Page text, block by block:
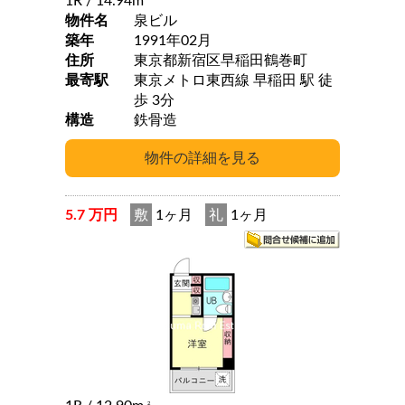
物件名
泉ビル
築年
1991年02月
住所
東京都新宿区早稲田鶴巻町
最寄駅
東京メトロ東西線 早稲田 駅 徒
歩 3分
構造
鉄骨造
5.7 万円 敷 1ヶ月 礼 1ヶ月
2